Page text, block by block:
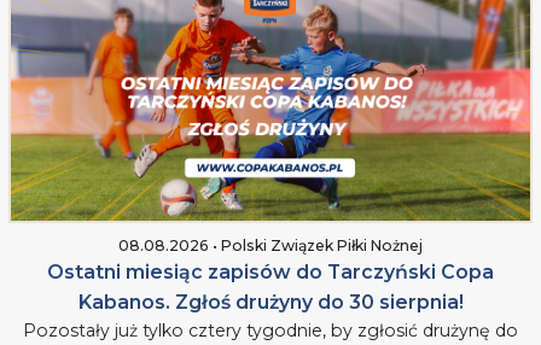
08.08.2026 • Polski Związek Piłki Nożnej
Ostatni miesiąc zapisów do Tarczyński Copa
Kabanos. Zgłoś drużyny do 30 sierpnia!
Pozostały już tylko cztery tygodnie, by zgłosić drużynę do